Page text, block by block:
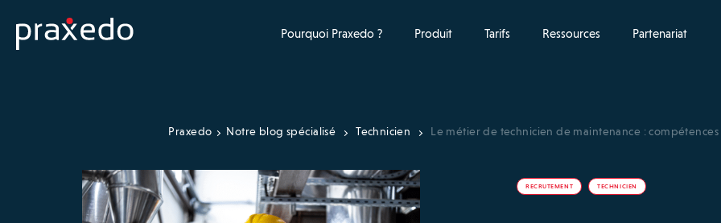
Pourquoi Praxedo ? Produit Tarifs Ressources Partenariat
Praxedo Notre blog spécialisé Technicien Le métier de technicien de maintenance :
RECRUTEMENT TECHNICIEN